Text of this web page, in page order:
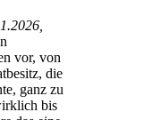
vor, von
die
ganz zu
bis